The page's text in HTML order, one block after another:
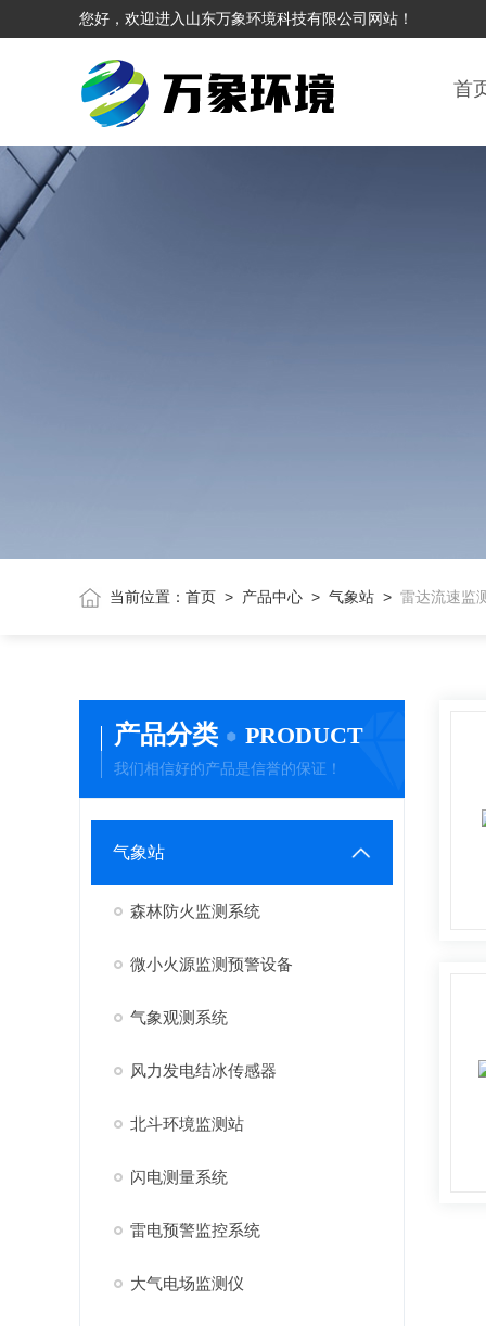
您好，欢迎进入山东万象环境科技有限公司网站！
首
当前位置： 首页> 产品中心> 气象站> 雷达流速监
产品分类 PRODUCT
我们相信好的产品是信誉的保证！
气象站
森林防火监测系统
微小火源监测预警设备
气象观测系统
风力发电结冰传感器
北斗环境监测站
闪电测量系统
雷电预警监控系统
大气电场监测仪